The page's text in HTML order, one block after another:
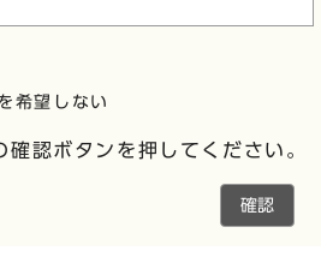
希望しない
認ボタンを押してください。
確認